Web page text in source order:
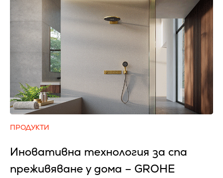
ПРОДУКТИ
Иновативна технология за спа
преживяване у дома – GROHE